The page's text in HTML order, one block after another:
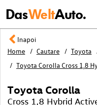
DasWeltAuto.
Inapoi
Home
Cautare Toyota
Toyota Corolla Cross 1,8
Toyota Corolla
Cross 1,8 Hybrid